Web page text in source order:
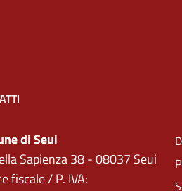
di Seui
Sapienza 38 - 08037 Seui
fiscale / P. IVA: